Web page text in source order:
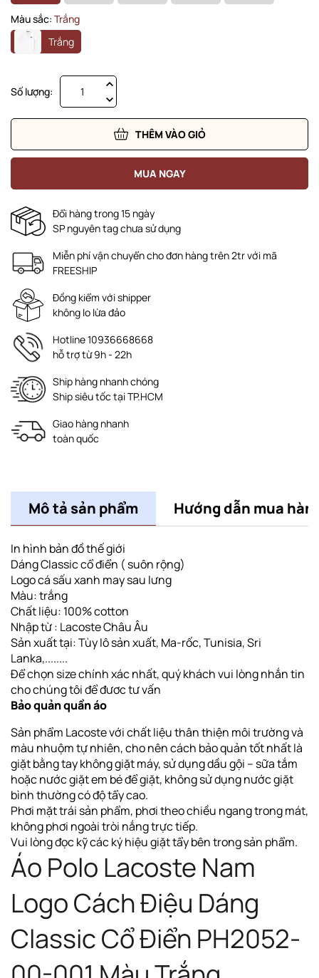
Màu sắc: Trắng
Trắng
Số lượng:
THÊM VÀO GIỎ
MUA NGAY
Đổi hàng trong 15 ngày
SP nguyên tag chưa sử dụng
Miễn phí vận chuyển cho đơn hàng trên 2tr với mã
FREESHIP
Đồng kiểm với shipper
không lo lừa đảo
Hotline 10936668668
hỗ trợ từ 9h - 22h
Ship hàng nhanh chóng
Ship siêu tốc tại TP.HCM
Giao hàng nhanh
toàn quốc
Mô tả sản phẩm Hướng dẫn mua
In hình bản đồ thế giới
Dáng Classic cổ điển ( suôn rộng)
Logo cá sấu xanh may sau lưng
Màu: trắng
Chất liệu: 100% cotton
Nhập từ : Lacoste Châu Âu
Sản xuất tại: Tùy lô sản xuất, Ma-rốc, Tunisia, Sri
Lanka,........
Để chọn size chính xác nhất, quý khách vui lòng nhắn tin
cho chúng tôi để đươc tư vấn
Bảo quản quần áo
Sản phẩm Lacoste với chất liệu thân thiện môi trường và
màu nhuộm tự nhiên, cho nên cách bảo quản tốt nhất là
giặt bằng tay không giặt máy, sử dụng dầu gội – sữa tắm
hoặc nước giặt em bé để giặt, không sử dụng nước giặt
bình thường có độ tẩy cao.
Phơi mặt trái sản phẩm, phơi theo chiều ngangtrong mát,
không phơi ngoài tròi nắng trực tiếp.
Vui lòng đọc kỹ các ký hiệu giặt tẩy bên trong sản phẩm.
Áo Polo Lacoste Nam
Logo Cách Điệu Dáng
Classic Cổ Điển PH2052-